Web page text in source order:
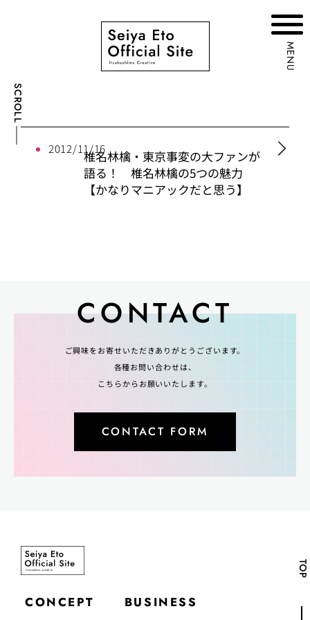
SCROLL
MENU
2012/11/16椎名林檎・東京事変の大ファンが
語る！ 椎名林檎の5つの魅力
【かなりマニアックだと思う】
CONTACT
ご興味をお寄せいただきありがとうございます。
各種お問い合わせは、
こちらからお願いいたします。
CONTACT FORM
CONCEPT BUSINESS
TOP